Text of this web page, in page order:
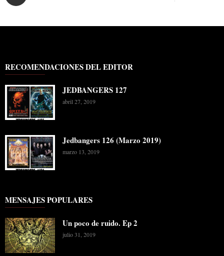
RECOMENDACIONES DEL EDITOR
JEDBANGERS 127
abril 27, 2019
Jedbangers 126 (Marzo 2019)
marzo 13, 2019
MENSAJES POPULARES
Un poco de ruido. Ep 2
julio 31, 2019